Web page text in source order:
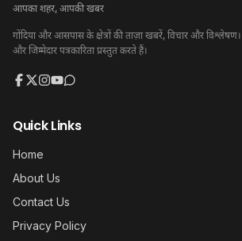
आपका शहर, आपकी खबर
गोंदिया और आसपास के क्षेत्रों की ताज़ा खबरें, विचार और
और जिम्मेदार पत्रकारिता प्रस्तुत करते हैं।
Quick Links
Home
About Us
Contact Us
Privacy Policy